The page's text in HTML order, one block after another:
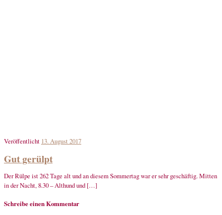
Veröffentlicht 13. August 2017
Gut gerülpt
Der Rülpe ist 262 Tage alt und an diesem Sommertag war er sehr geschäftig. Mitten
in der Nacht, 8.30 – Althund und […]
Schreibe einen Kommentar